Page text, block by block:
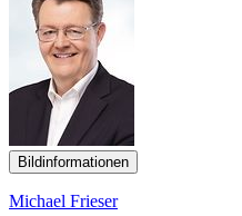
Bildinformationen
Michael Frieser